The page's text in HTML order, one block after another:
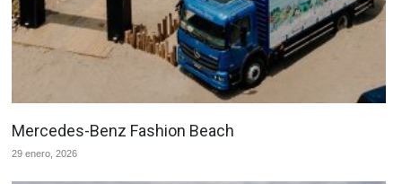
Mercedes-Benz Fashion Beach
29 enero, 2026